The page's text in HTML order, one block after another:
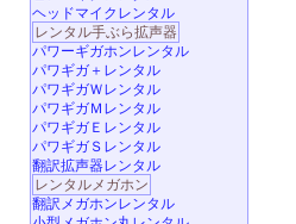
ヘッドマイクレンタル
レンタル手ぶら拡声器
パワーギガホンレンタル
パワギガ＋レンタル
パワギガＷレンタル
パワギガＭレンタル
パワギガＥレンタル
パワギガＳレンタル
翻訳拡声器レンタル
レンタルメガホン
翻訳メガホンレンタル